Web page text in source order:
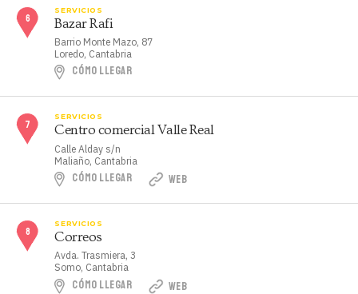
SERVICIOS
Bazar Rafi
Barrio Monte Mazo, 87
Loredo, Cantabria
CÓMO LLEGAR
SERVICIOS
Centro comercial Valle Real
Calle Alday s/n
Maliaño, Cantabria
CÓMO LLEGAR WEB
SERVICIOS
Correos
Avda. Trasmiera, 3
Somo, Cantabria
CÓMO LLEGAR WEB